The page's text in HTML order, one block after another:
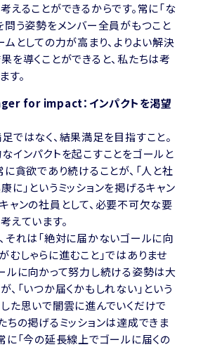
えることができるからです。常に「な
問う姿勢をメンバー全員がもつこと
ムとしての力が高まり、よりよい解決
を導くことができると、私たちは考
す。
for impact：インパクトを渇望
ではなく、結果満足を目指すこと。
インパクトを起こすことをゴールと
に貪欲であり続けることが、「人と社
に」というミッションを掲げるキャン
ャンの社員として、必要不可欠な要
えています。
それは「絶対に届かないゴールに向
むしゃらに進むこと」ではありませ
ルに向かって努力し続ける姿勢は大
、「いつか届くかもしれない」という
た思いで闇雲に進んでいくだけで
ちの掲げるミッションは達成できま
に「今の延長線上でゴールに届くの